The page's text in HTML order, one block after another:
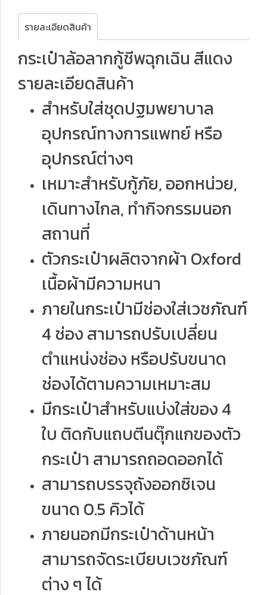
รายละเอียดสินค้า
กระเป๋าล้อลากกู้ชีพฉุกเฉิน สีแดง
รายละเอียดสินค้า
สำหรับใส่ชุดปฐมพยาบาล
อุปกรณ์ทางการแพทย์ หรือ
อุปกรณ์ต่างๆ
เหมาะสำหรับกู้ภัย, ออกหน่วย,
เดินทางไกล, ทำกิจกรรมนอก
สถานที่
ตัวกระเป๋าผลิตจากผ้า Oxford
เนื้อผ้ามีความหนา
ภายในกระเป๋ามีช่องใส่เวชภัณฑ์
4 ช่อง สามารถปรับเปลี่ยน
ตำแหน่งช่อง หรือปรับขนาด
ช่องได้ตามความเหมาะสม
มีกระเป๋าสำหรับแบ่งใส่ของ 4
ใบ ติดกับแถบตีนตุ๊กแกของตัว
กระเป๋า สามารถถอดออกได้
สามารถบรรจุถังออกซิเจน
ขนาด 0.5 คิวได้
ภายนอกมีกระเป๋าด้านหน้า
สามารถจัดระเบียบเวชภัณฑ์
ต่าง ๆ ได้